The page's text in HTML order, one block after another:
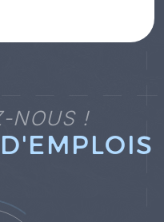
NOUS !